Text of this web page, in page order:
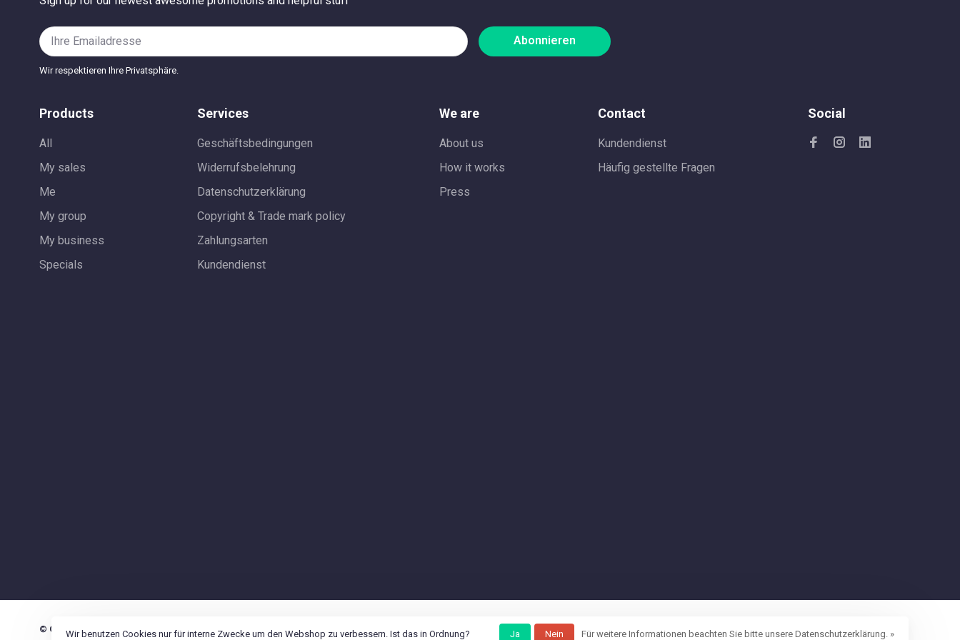
Abonnieren
Wir respektieren Ihre Privatsphäre.
Products
All
My sales
Me
My group
My business
Specials
Services
Geschäftsbedingungen
Widerrufsbelehrung
Datenschutzerklärung
Copyright & Trade mark policy
Zahlungsarten
Kundendienst
We are
About us
How it works
Press
Contact
Kundendienst
Häufig gestellte Fragen
Social
© Copyright 2026 12Linkme
Wir benutzen Cookies nur für interne Zwecke um den Webshop zu verbessern. Ist das in Ordnung? Ja Nein Für weitere Informationen beachten Sie bitte unsere Datenschutzerklärung. »